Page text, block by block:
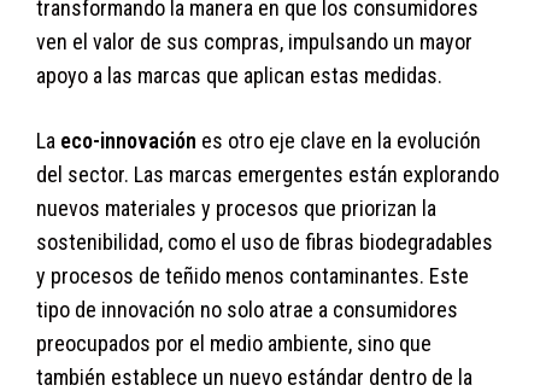
transformando la manera en que los consumidores
ven el valor de sus compras, impulsando un mayor
apoyo a las marcas que aplican estas medidas.
La eco-innovación es otro eje clave en la evolución
del sector. Las marcas emergentes están explorando
nuevos materiales y procesos que priorizan la
sostenibilidad, como el uso de fibras biodegradables
y procesos de teñido menos contaminantes. Este
tipo de innovación no solo atrae a consumidores
preocupados por el medio ambiente, sino que
también establece un nuevo estándar dentro de la